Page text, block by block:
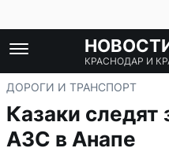
КРАСНОДАР И
ДОРОГИ И ТРАНСПОРТ
Казаки следят
АЗС в Анапе